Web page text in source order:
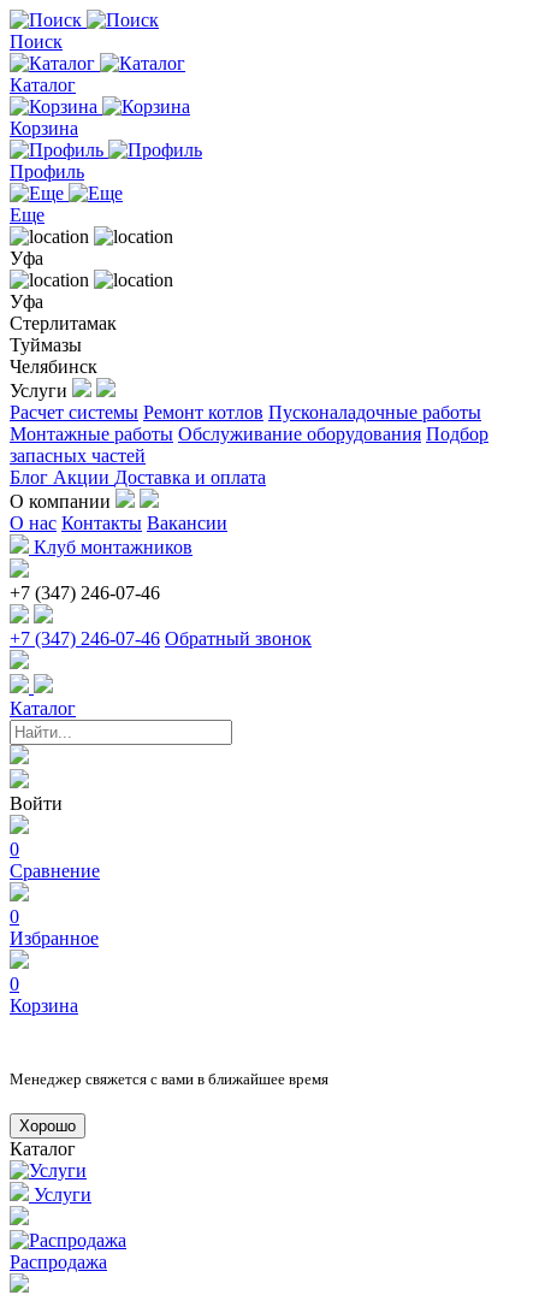
Поиск
Каталог
Корзина
Профиль
Еще
Уфа
Уфа
Стерлитамак
Туймазы
Челябинск
Услуги
Расчет системы Ремонт котлов Пусконаладочные работы
Монтажные работы Обслуживание оборудования Подбор
запасных частей
Блог Акции Доставка и оплата
О компании
О нас Контакты Вакансии
Клуб монтажников
+7 (347) 246-07-46
+7 (347) 246-07-46 Обратный звонок
Каталог
Войти
0
Сравнение
0
Избранное
0
Корзина
Менеджер свяжется с вами в ближайшее время
Хорошо
Каталог
Услуги
Распродажа